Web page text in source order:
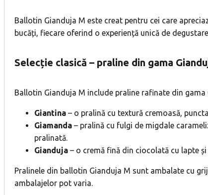
Ballotin Gianduja M este creat pentru cei care
bucăți, fiecare oferind o experiență unică de
Selecție clasică – praline din gama
Ballotin Gianduja M include praline rafinate din gama
Giantina – o pralină cu textură cremoasă,
Giamanda – pralină cu fulgi de migdale
pralinată.
Gianduja – o cremă fină din ciocolată cu lapte
Pralinele din ballotin Gianduja M sunt ambalate cu
ambalajelor pot varia.